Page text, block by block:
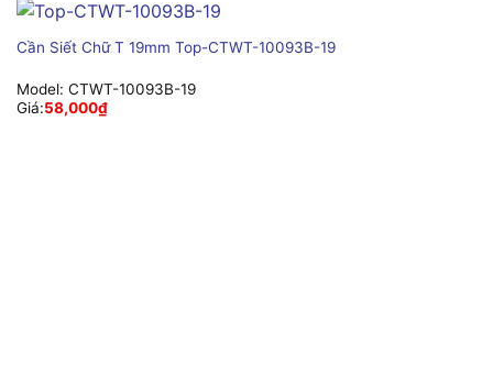
Cần Siết Chữ T 19mm Top-CTWT-10093B-19
Model: CTWT-10093B-19
Giá:58,000₫